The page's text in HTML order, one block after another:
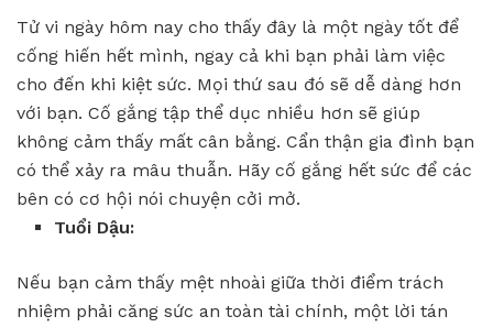
Tử vi ngày hôm nay cho thấy đây là một ngày tốt để
cống hiến hết mình, ngay cả khi bạn phải làm việc
cho đến khi kiệt sức. Mọi thứ sau đó sẽ dễ dàng hơn
với bạn. Cố gắng tập thể dục nhiều hơn sẽ giúp
không cảm thấy mất cân bằng. Cẩn thận gia đình bạn
có thể xảy ra mâu thuẫn. Hãy cố gắng hết sức để các
bên có cơ hội nói chuyện cởi mở.
Tuổi Dậu:
Nếu bạn cảm thấy mệt nhoài giữa thời điểm trách
nhiệm phải căng sức an toàn tài chính, một lời tán